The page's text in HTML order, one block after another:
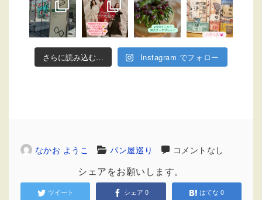
さらに読み込む… Instagram でフォロー
なかお ようこ パン屋巡り コメントなし
シェアをお願いします。
ツイート シェア 0 はてな 0